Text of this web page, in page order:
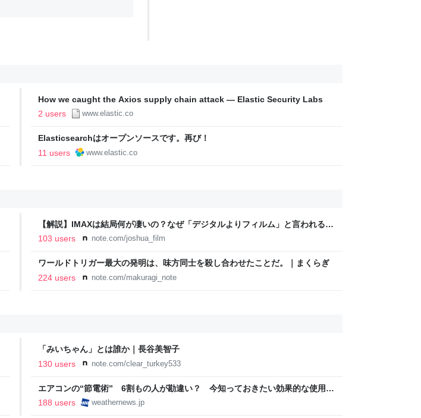
How we caught the Axios supply chain attack — Elastic Security Labs
2 users
www.elastic.co
Elasticsearchはオープンソースです。再び！
11 users
www.elastic.co
【解説】IMAXは結局何が凄いの？なぜ「デジタルよりフィルム」と言われるの
か？｜Joshua Connolly
103 users note.com/joshua_film
ワールドトリガー最大の発明は、味方同士を殺し合わせたことだ。｜まくらぎ
224 users
note.com/makuragi_note
「みいちゃん」とは誰か｜長谷美智子
130 users
note.com/clear_turkey533
エアコンの“節電術” 6割もの人が勘違い？ 今知っておきたい効果的な使用法
- ウェザーニュース
188 users weathernews.jp